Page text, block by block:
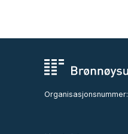
Organisasjonsnummer: